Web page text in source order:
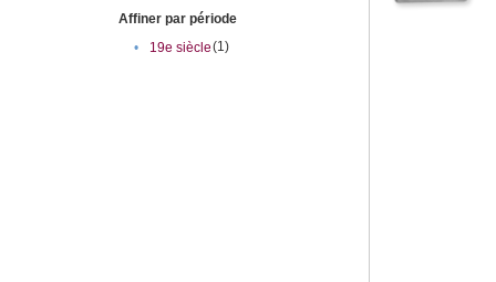
Affiner par période
•
19e siècle(1)